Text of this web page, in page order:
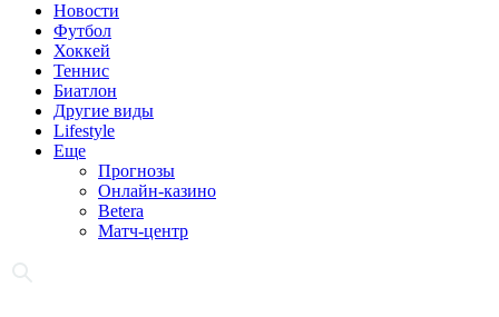
Новости
Футбол
Хоккей
Теннис
Биатлон
Другие виды
Lifestyle
Еще
Прогнозы
Онлайн-казино
Betera
Матч-центр